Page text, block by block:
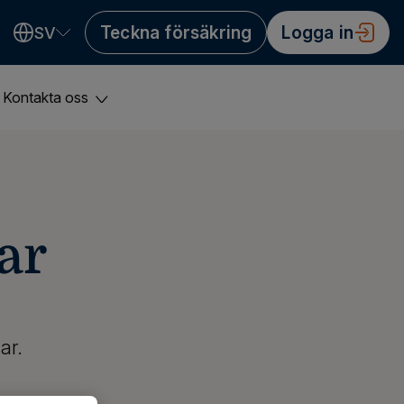
SV
Valitse kieli Välj språk Choose language
Teckna försäkring Logga in
Kontakta oss